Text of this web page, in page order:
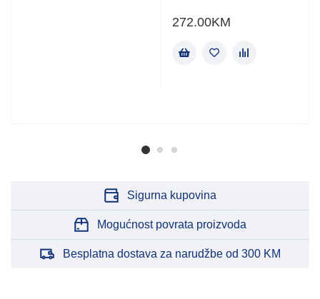
272.00KM
Sigurna kupovina
Mogućnost povrata proizvoda
Besplatna dostava za narudžbe od 300 KM